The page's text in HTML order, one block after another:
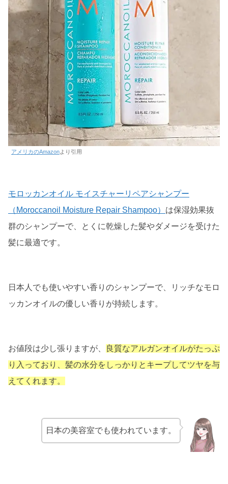
アメリカのAmazonより引用
モロッカンオイル モイスチャーリペアシャンプー
（Moroccanoil Moisture Repair Shampoo） は保湿効果抜
群のシャンプーで、とくに乾燥した髪やダメージを受けた
髪に最適です。
日本人でも使いやすい香りのシャンプーで、リッチなモロ
ッカンオイルの優しい香りが持続します。
お値段は少し張りますが、
良質なアルガンオイルがたっぷ
り入っており、髪の水分をしっかりとキープしてツヤを与
えてくれます。
日本の美容室でも使われています。